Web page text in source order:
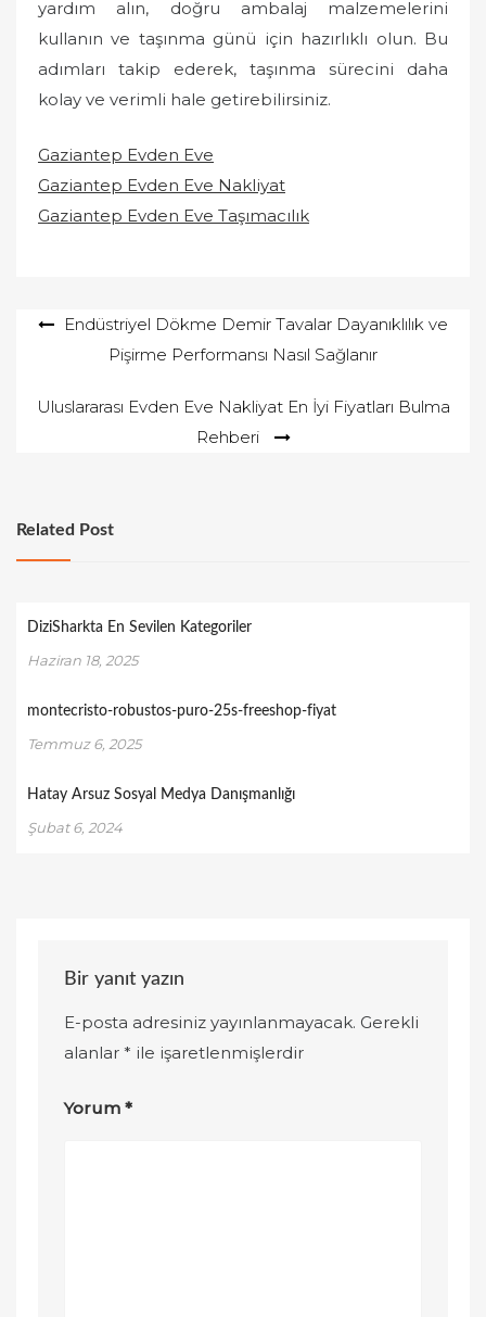
yardım alın, doğru ambalaj malzemelerini
kullanın ve taşınma günü için hazırlıklı olun. Bu
adımları takip ederek, taşınma sürecini daha
kolay ve verimli hale getirebilirsiniz.
Gaziantep Evden Eve
Gaziantep Evden Eve Nakliyat
Gaziantep Evden Eve Taşımacılık
Yazı
gezinmesi
Endüstriyel Dökme Demir Tavalar Dayanıklılık ve
Pişirme Performansı Nasıl Sağlanır
Uluslararası Evden Eve Nakliyat En İyi Fiyatları Bulma
Rehberi
Related Post
DiziSharkta En Sevilen Kategoriler
Haziran 18, 2025
montecristo-robustos-puro-25s-freeshop-fiyat
Temmuz 6, 2025
Hatay Arsuz Sosyal Medya Danışmanlığı
Şubat 6, 2024
Bir yanıt yazın
E-posta adresiniz yayınlanmayacak. Gerekli
alanlar* ile işaretlenmişlerdir
Yorum*